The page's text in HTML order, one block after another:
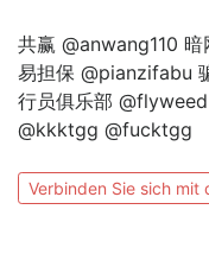
共赢 @anwang110
易担保 @pianzifabu
行员俱乐部
@kkktgg @fucktgg
Verbinden Sie sich mit